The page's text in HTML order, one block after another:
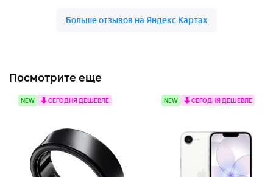
Посмотрите еще
NEW СЕГОДНЯ ДЕШЕВЛЕ NEW СЕГОДНЯ ДЕШЕВЛЕ